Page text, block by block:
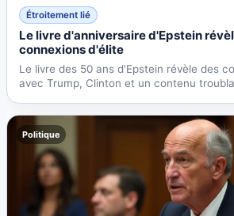
Étroitement lié
Le livre d'anniversaire d'Epstein
connexions d'élite
Le livre des 50 ans d'Epstein révèle des
avec Trump, Clinton et un contenu
Politique